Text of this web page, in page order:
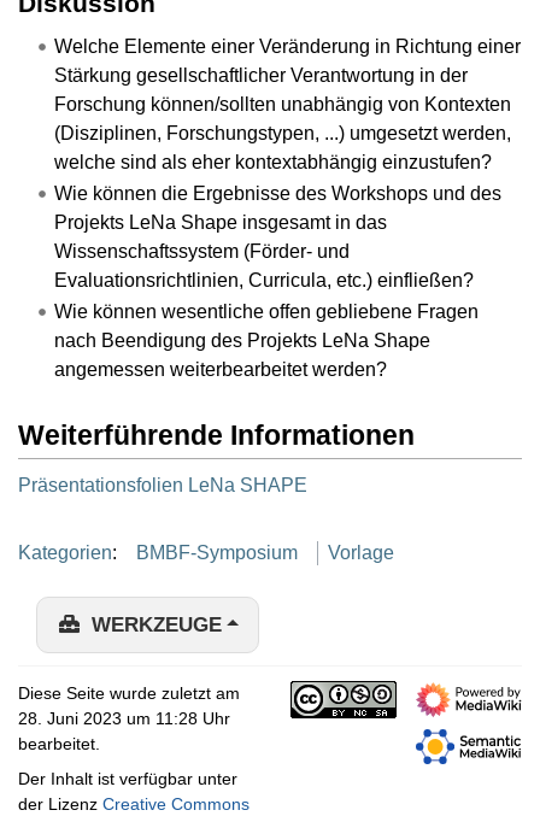
Welche Elemente einer Veränderung in Richtung einer
Stärkung gesellschaftlicher Verantwortung in der
Forschung können/sollten unabhängig von Kontexten
(Disziplinen, Forschungstypen, ...) umgesetzt werden,
welche sind als eher kontextabhängig einzustufen?
Wie können die Ergebnisse des Workshops und des
Projekts LeNa Shape insgesamt in das
Wissenschaftssystem (Förder- und
Evaluationsrichtlinien, Curricula, etc.) einfließen?
Wie können wesentliche offen gebliebene Fragen
nach Beendigung des Projekts LeNa Shape
angemessen weiterbearbeitet werden?
Weiterführende Informationen
Präsentationsfolien LeNa SHAPE
Kategorien: BMBF-Symposium Vorlage
WERKZEUGE
Diese Seite wurde zuletzt am
28. Juni 2023 um 11:28 Uhr
bearbeitet.
Der Inhalt ist verfügbar unter
der Lizenz Creative Commons